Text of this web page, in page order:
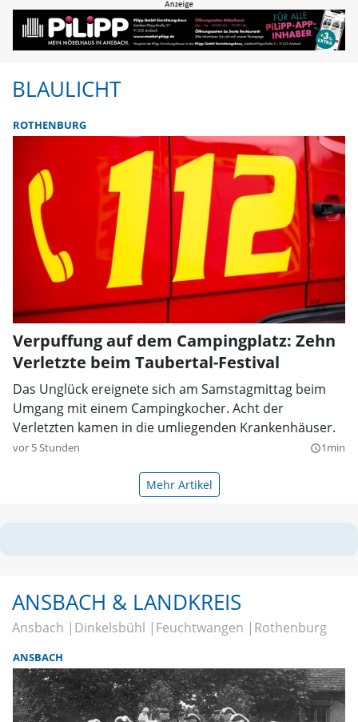
BLAULICHT
ROTHENBURG
Verpuffung auf dem Campingplatz: Zehn
Verletzte beim Taubertal-Festival
Das Unglück ereignete sich am Samstagmittag beim
Umgang mit einem Campingkocher. Acht der
Verletzten kamen in die umliegenden Krankenhäuser.
vor 5 Stunden query_builder1min
Mehr Artikel
ANSBACH & LANDKREIS
Ansbach Dinkelsbühl Feuchtwangen Rothenburg
ANSBACH